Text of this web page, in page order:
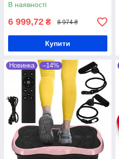
В наявності
6 999,72 ₴ 8 974 ₴
Купити
Новинка –14%